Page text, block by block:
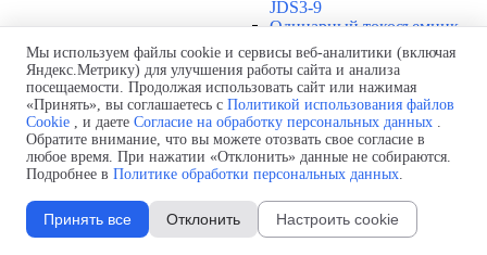
JDS3-9
Одинарный токосъемник
JDS3-10
Одинарный токосъемник
JDS3-11
Одинарный токосъемник
JDS3-12
Соединения U12 ▼
Защитная оболочка для
соединений U12
Стыковочное соединение U12
Подводы питания U12
▼
Мы используем файлы cookie и сервисы веб-аналитики (включая
Яндекс.Метрику) для улучшения работы сайта и анализа
посещаемости. Продолжая использовать сайт или нажимая
«Принять», вы соглашаетесь с Политикой использования файлов
Cookie , и даете Согласие на обработку персональных данных .
Обратите внимание, что вы можете отозвать свое согласие в
любое время. При нажатии «Отклонить» данные не собираются.
Подробнее в Политике обработки персональных данных.
Принять все Отклонить Настроить cookie